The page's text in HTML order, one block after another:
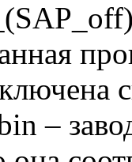
–